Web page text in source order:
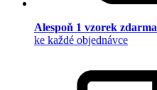
Alespoň 1 vzorek zdarma
ke každé objednávce